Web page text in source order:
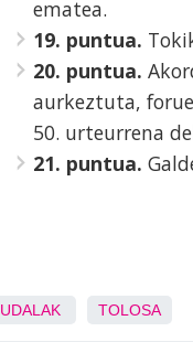
ematea.
19. puntua.
20. puntua.
aurkeztuta,
50. urteurrena
21. puntua.
UDALAK TOLOSA